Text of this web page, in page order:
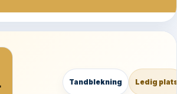
Tandblekning Ledig